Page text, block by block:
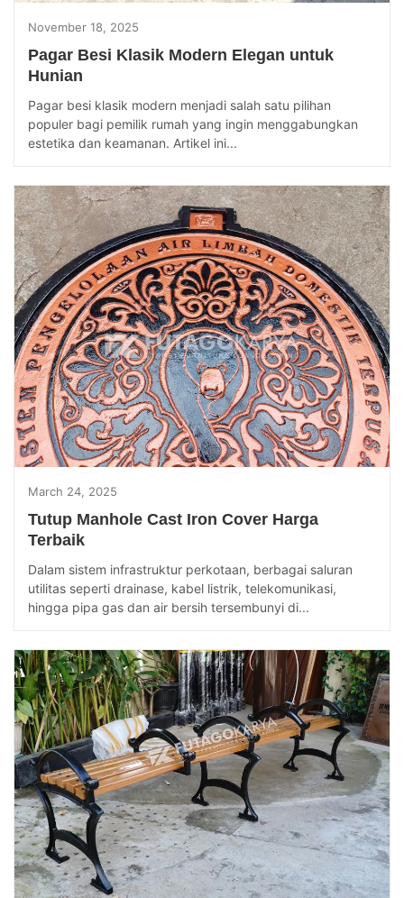
November 18, 2025
Pagar Besi Klasik Modern Elegan untuk
Hunian
Pagar besi klasik modern menjadi salah satu pilihan
populer bagi pemilik rumah yang ingin menggabungkan
estetika dan keamanan. Artikel ini...
March 24, 2025
Tutup Manhole Cast Iron Cover Harga
Terbaik
Dalam sistem infrastruktur perkotaan, berbagai saluran
utilitas seperti drainase, kabel listrik, telekomunikasi,
hingga pipa gas dan air bersih tersembunyi di...